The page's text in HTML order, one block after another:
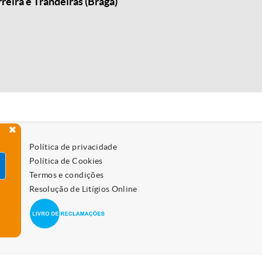
Política de privacidade
Política de Cookies
Termos e condições
Resolução de Litígios Online